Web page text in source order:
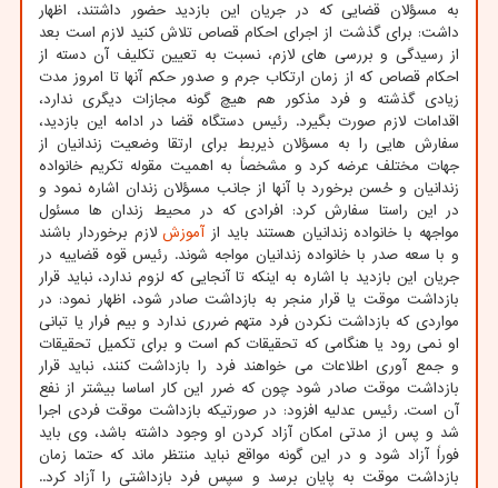
به مسؤلان قضایی که در جریان این بازدید حضور داشتند، اظهار
داشت: برای گذشت از اجرای احکام قصاص تلاش کنید لازم است بعد
از رسیدگی و بررسی های لازم، نسبت به تعیین تکلیف آن دسته از
احکام قصاص که از زمان ارتکاب جرم و صدور حکم آنها تا امروز مدت
زیادی گذشته و فرد مذکور هم هیچ گونه مجازات دیگری ندارد،
اقدامات لازم صورت بگیرد. رئیس دستگاه قضا در ادامه این بازدید،
سفارش هایی را به مسؤلان ذیربط برای ارتقا وضعیت زندانیان از
جهات مختلف عرضه کرد و مشخصاً به اهمیت مقوله تکریم خانواده
زندانیان و حُسن برخورد با آنها از جانب مسؤلان زندان اشاره نمود و
در این راستا سفارش کرد: افرادی که در محیط زندان ها مسئول
مواجهه با خانواده زندانیان هستند باید ازآموزشلازم برخوردار باشند
و با سعه صدر با خانواده زندانیان مواجه شوند. رئیس قوه قضاییه در
جریان این بازدید با اشاره به اینکه تا آنجایی که لزوم ندارد، نباید قرار
بازداشت موقت یا قرار منجر به بازداشت صادر شود، اظهار نمود: در
مواردی که بازداشت نکردن فرد متهم ضرری ندارد و بیم فرار یا تبانی
او نمی رود یا هنگامی که تحقیقات کم است و برای تکمیل تحقیقات
و جمع آوری اطلاعات می خواهند فرد را بازداشت کنند، نباید قرار
بازداشت موقت صادر شود چون که ضرر این کار اساسا بیشتر از نفع
آن است. رئیس عدلیه افزود: در صورتیکه بازداشت موقت فردی اجرا
شد و پس از مدتی امکان آزاد کردن او وجود داشته باشد، وی باید
فوراً آزاد شود و در این گونه مواقع نباید منتظر ماند که حتما زمان
بازداشت موقت به پایان برسد و سپس فرد بازداشتی را آزاد کرد..